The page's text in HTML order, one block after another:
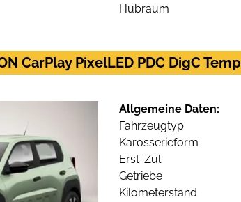
Hubraum
CarPlay PixelLED PDC DigC Temp
Allgemeine Daten:
Fahrzeugtyp
Karosserieform
Erst-Zul.
Getriebe
Kilometerstand